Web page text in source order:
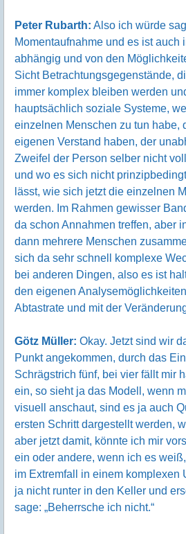
Peter Rubarth: Also ich würde
Momentaufnahme und es ist auch
abhängig und von den
Sicht Betrachtungsgegenstände,
immer komplex bleiben werden
hauptsächlich soziale Systeme,
einzelnen Menschen zu tun habe,
eigenen Verstand haben, der
Zweifel der Person selber nicht
und wo es sich nicht
lässt, wie sich jetzt die einzelnen
werden. Im Rahmen gewisser
da schon Annahmen treffen, aber
dann mehrere Menschen
sich da sehr schnell komplexe
bei anderen Dingen, also es ist
den eigenen
Abtastrate und mit der
Götz Müller: Okay. Jetzt sind wir
Punkt angekommen, durch das
Schrägstrich fünf, bei vier fällt mir
ein, so sieht ja das Modell, wenn
visuell anschaut, sind es ja auch
ersten Schritt dargestellt werden,
aber jetzt damit, könnte ich mir
ein oder andere, wenn ich es
im Extremfall in einem komplexen
ja nicht runter in den Keller und
sage: „Beherrsche ich nicht.“